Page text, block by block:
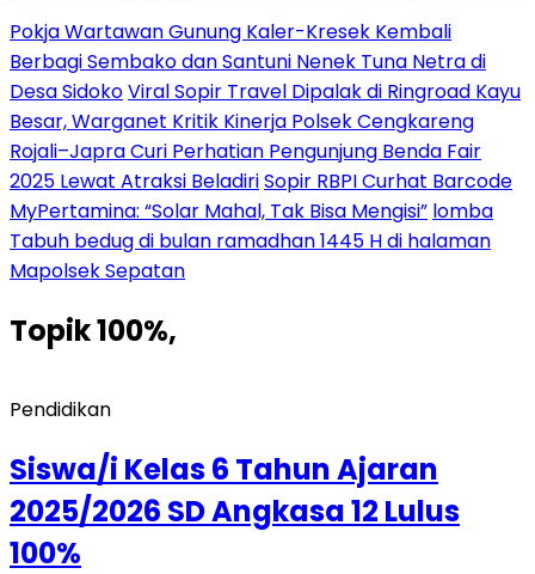
Pokja Wartawan Gunung Kaler-Kresek Kembali
Berbagi Sembako dan Santuni Nenek Tuna Netra di
Desa SidokoViral Sopir Travel Dipalak di Ringroad Kayu
Besar, Warganet Kritik Kinerja Polsek Cengkareng
Rojali–Japra Curi Perhatian Pengunjung Benda Fair
2025 Lewat Atraksi BeladiriSopir RBPI Curhat Barcode
MyPertamina: “Solar Mahal, Tak Bisa Mengisi” lomba
Tabuh bedug di bulan ramadhan 1445 H di halaman
Mapolsek Sepatan
Topik100%,
Pendidikan
Siswa/i Kelas 6 Tahun Ajaran
2025/2026 SD Angkasa 12 Lulus
100%